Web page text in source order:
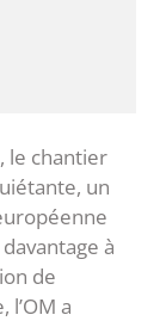
le chantier
un
à
de
a